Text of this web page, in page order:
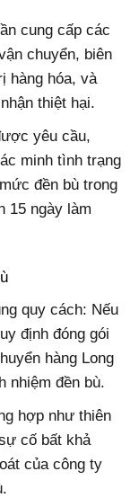
cung cấp các
chuyển, biên
hàng hóa, và
thiệt hại.
yêu cầu,
minh tình trạng
đền bù trong
15 ngày làm
quy cách: Nếu
định đóng gói
hàng Long
nhiệm đền bù.
hợp như thiên
cố bất khả
của công ty